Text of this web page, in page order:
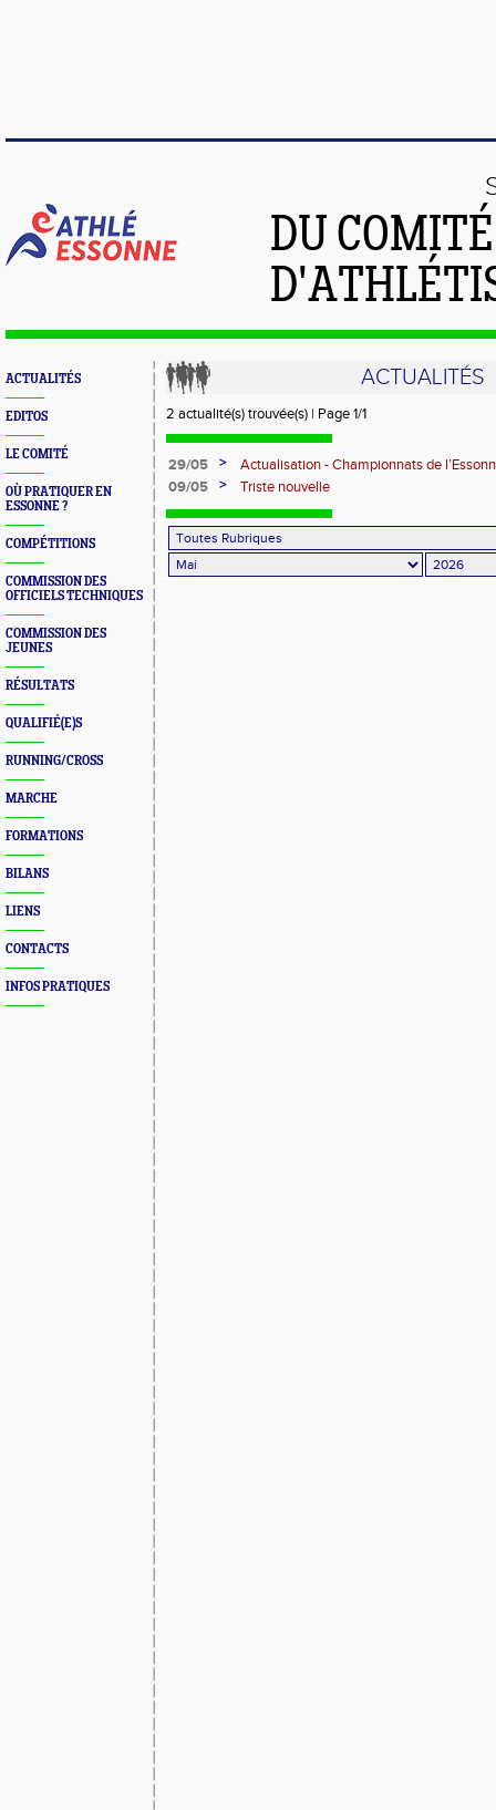
DU
ACTUALITÉS
EDITOS
LE COMITÉ
OÙ PRATIQUER EN
ESSONNE ?
COMPÉTITIONS
COMMISSION DES
OFFICIELS TECHNIQUES
COMMISSION DES
JEUNES
RÉSULTATS
QUALIFIÉ(E)S
RUNNING/CROSS
MARCHE
FORMATIONS
BILANS
LIENS
CONTACTS
INFOS PRATIQUES
ACTUALITÉS
2 actualité(s) trouvée(s) | Page 1/1
29/05 >
Actualisation - Championnats de
Montgeron
09/05 > Triste nouvelle